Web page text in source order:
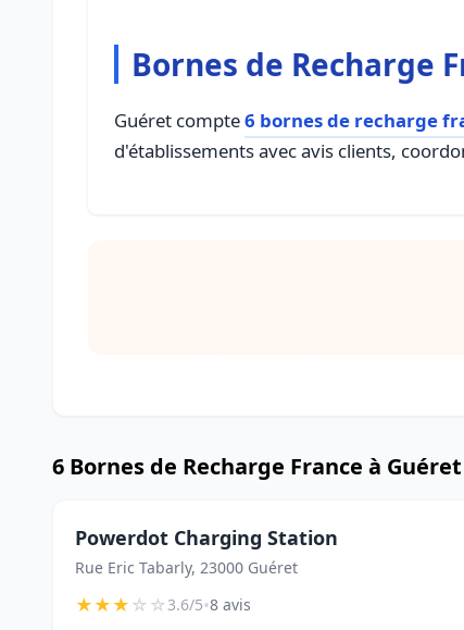
Bornes de Recharge
Guéret compte6 bornes de recharge
d'établissements avec avis clients,
6 Bornes de Recharge France à Guéret
Powerdot Charging Station
Rue Eric Tabarly, 23000 Guéret
★★★☆☆3.6/5•8 avis